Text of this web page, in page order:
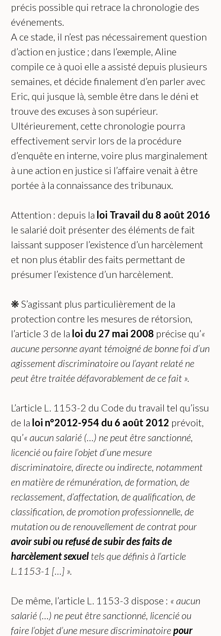
précis possible qui retrace la chronologie des
événements.
A ce stade, il n’est pas nécessairement question
d’action en justice ; dans l’exemple, Aline
compile ce à quoi elle a assisté depuis plusieurs
semaines, et décide finalement d’en parler avec
Eric, qui jusque là, semble être dans le déni et
trouve des excuses à son supérieur.
Ultérieurement, cette chronologie pourra
effectivement servir lors de la procédure
d’enquête en interne, voire plus marginalement
à une action en justice si l’affaire venait à être
portée à la connaissance des tribunaux.
Attention : depuis la loi Travail du 8 août 2016
le salarié doit présenter des éléments de fait
laissant supposer l’existence d’un harcèlement
et non plus établir des faits permettant de
présumer l’existence d’un harcèlement.
❋ S’agissant plus particulièrement de la
protection contre les mesures de rétorsion,
l’article 3 de la loi du 27 mai 2008 précise qu’«
aucune personne ayant témoigné de bonne foi d’un
agissement discriminatoire ou l’ayant relaté ne
peut être traitée défavorablement de ce fait ».
L’article L. 1153-2 du Code du travail tel qu’issu
de la loi n°2012-954 du 6 août 2012 prévoit,
qu’« aucun salarié (…) ne peut être sanctionné,
licencié ou faire l’objet d’une mesure
discriminatoire, directe ou indirecte, notamment
en matière de rémunération, de formation, de
reclassement, d’affectation, de qualification, de
classification, de promotion professionnelle, de
mutation ou de renouvellement de contrat pour
avoir subi ou refusé de subir des faits de
harcèlement sexuel tels que définis à l’article
L.1153-1 […] ».
De même, l’article L. 1153-3 dispose : « aucun
salarié (…) ne peut être sanctionné, licencié ou
faire l’objet d’une mesure discriminatoirepour